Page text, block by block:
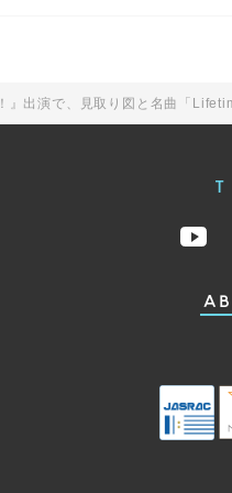
』出演で、見取り図と名曲「